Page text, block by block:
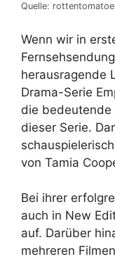
Quelle:
Wenn wir in
herausragende
Drama-Serie
die bedeutende
dieser Serie.
von Tamia
Bei ihrer
auch in New
auf. Darüber
mehreren